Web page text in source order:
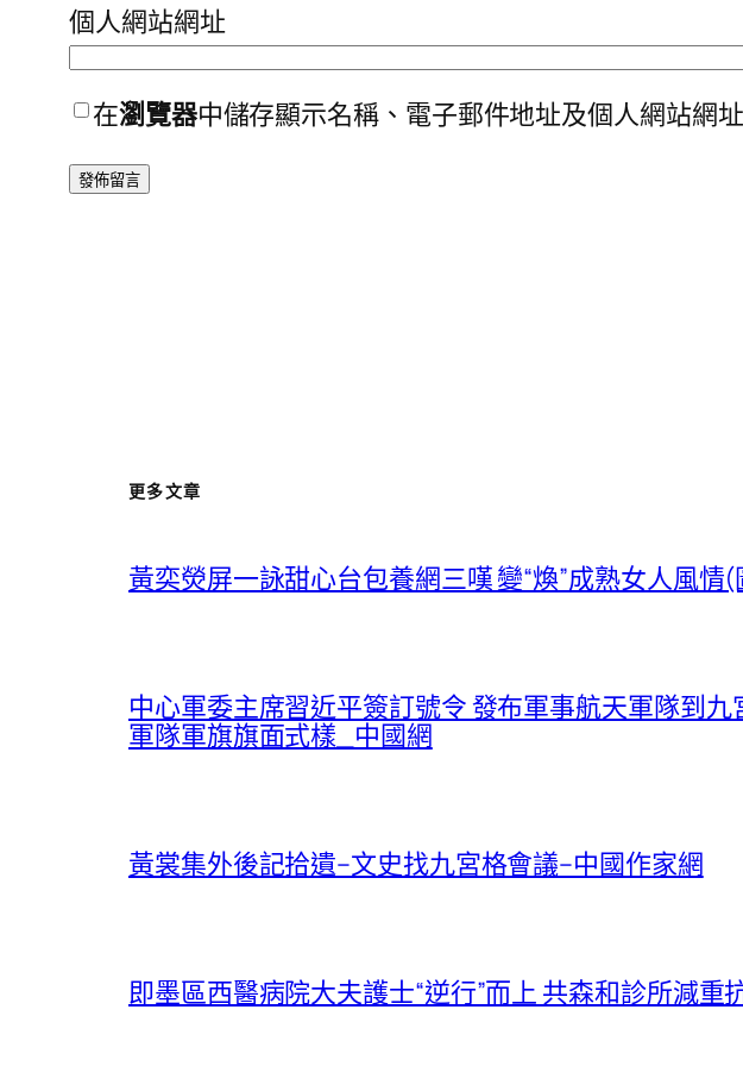
個人網站網址
在瀏覽器中儲存顯示名稱、電子郵件地址及個人網站網
更多文章
黃奕熒屏一詠甜心台包養網三嘆 變“煥”成熟女人風情(
中心軍委主席習近平簽訂號令 發布軍事航天軍隊到
軍隊軍旗旗面式樣_中國網
黃裳集外後記拾遺–文史找九宮格會議–中國作家網
即墨區西醫病院大夫護士“逆行”而上 共森和診所減重